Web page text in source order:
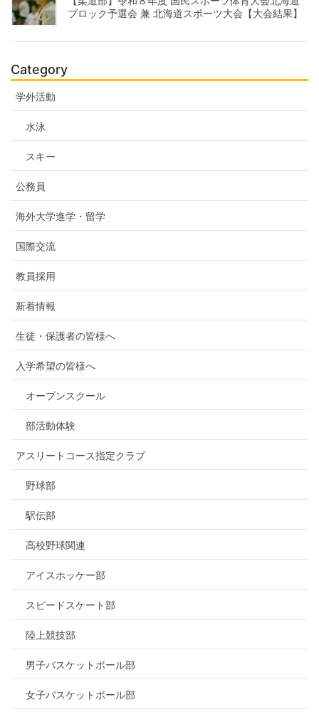
ブロック予選会 兼 北海道スポーツ大会【大会結果】
Category
学外活動
水泳
スキー
公務員
海外大学進学・留学
国際交流
教員採用
新着情報
生徒・保護者の皆様へ
入学希望の皆様へ
オープンスクール
部活動体験
アスリートコース指定クラブ
野球部
駅伝部
高校野球関連
アイスホッケー部
スピードスケート部
陸上競技部
男子バスケットボール部
女子バスケットボール部